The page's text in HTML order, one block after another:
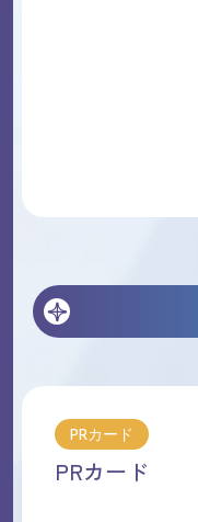
PRカード
PRカード